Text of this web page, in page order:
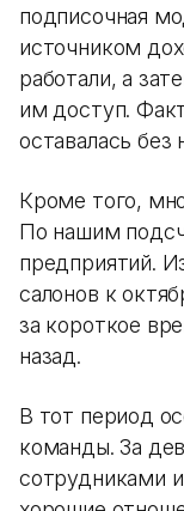
подписочная
источником
работали, а
им доступ.
оставалась без
Кроме того,
По нашим
предприятий.
салонов к
за короткое
назад.
В тот период
команды. За
сотрудниками